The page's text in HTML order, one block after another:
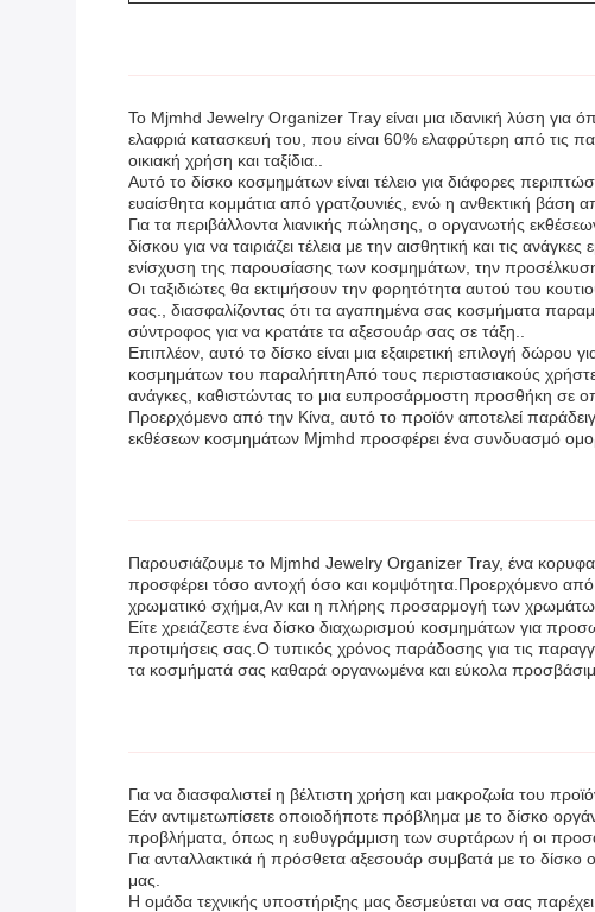
Το Mjmhd Jewelry Organizer Tray είναι μια ιδανική λύση για
ελαφριά κατασκευή του, που είναι 60% ελαφρύτερη από τις
οικιακή χρήση και ταξίδια..
Αυτό το δίσκο κοσμημάτων είναι τέλειο για διάφορες
ευαίσθητα κομμάτια από γρατζουνιές, ενώ η ανθεκτική βάση
Για τα περιβάλλοντα λιανικής πώλησης, ο οργανωτής
δίσκου για να ταιριάζει τέλεια με την αισθητική και τις
ενίσχυση της παρουσίασης των κοσμημάτων, την
Οι ταξιδιώτες θα εκτιμήσουν την φορητότητα αυτού του
σας., διασφαλίζοντας ότι τα αγαπημένα σας κοσμήματα
σύντροφος για να κρατάτε τα αξεσουάρ σας σε τάξη..
Επιπλέον, αυτό το δίσκο είναι μια εξαιρετική επιλογή δώρου
κοσμημάτων του παραλήπτηΑπό τους περιστασιακούς
ανάγκες, καθιστώντας το μια ευπροσάρμοστη προσθήκη σε
Προερχόμενο από την Κίνα, αυτό το προϊόν αποτελεί
εκθέσεων κοσμημάτων Mjmhd προσφέρει ένα συνδυασμό
Παρουσιάζουμε το Mjmhd Jewelry Organizer Tray, ένα
προσφέρει τόσο αντοχή όσο και κομψότητα.Προερχόμενο από
χρωματικό σχήμα,Αν και η πλήρης προσαρμογή των χρωμάτων
Είτε χρειάζεστε ένα δίσκο διαχωρισμού κοσμημάτων για
προτιμήσεις σας.Ο τυπικός χρόνος παράδοσης για τις
τα κοσμήματά σας καθαρά οργανωμένα και εύκολα
Για να διασφαλιστεί η βέλτιστη χρήση και μακροζωία του
Εάν αντιμετωπίσετε οποιοδήποτε πρόβλημα με το δίσκο
προβλήματα, όπως η ευθυγράμμιση των συρτάρων ή οι
Για ανταλλακτικά ή πρόσθετα αξεσουάρ συμβατά με το
μας.
Η ομάδα τεχνικής υποστήριξης μας δεσμεύεται να σας